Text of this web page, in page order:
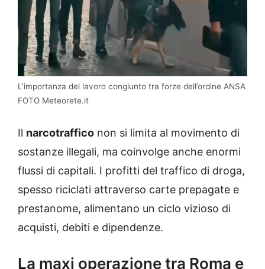
L’importanza del lavoro congiunto tra forze dell’ordine ANSA
FOTO Meteorete.it
Il narcotraffico non si limita al movimento di
sostanze illegali, ma coinvolge anche enormi
flussi di capitali. I profitti del traffico di droga,
spesso riciclati attraverso carte prepagate e
prestanome, alimentano un ciclo vizioso di
acquisti, debiti e dipendenze.
La maxi operazione tra Roma e